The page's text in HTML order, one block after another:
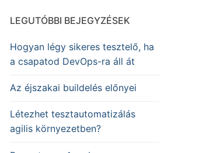
LEGUTÓBBI BEJEGYZÉSEK
Hogyan légy sikeres tesztelő, ha
a csapatod DevOps-ra áll át
Az éjszakai buildelés előnyei
Létezhet tesztautomatizálás
agilis környezetben?